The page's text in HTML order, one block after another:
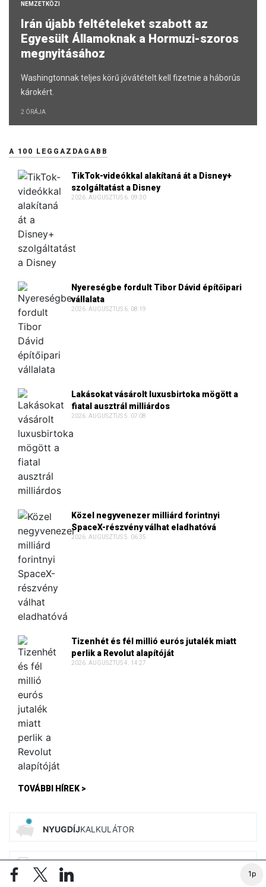
1p
NEMZETKÖZI
Irán újabb feltételeket szabott az
Egyesült Államoknak a Hormuzi-szoros
megnyitásához
Washingtonnak teljes körű jóvátételt kell fizetnie a háborús
károkért.
2 ÓRÁJA
A 100 LEGGAZDAGABB
TikTok-videókkal alakítaná át a Disney+
szolgáltatást a Disney
2026. AUGUSZTUS 6. 09:30
Nyereségbe fordult Tibor Dávid építőipari
vállalata
2026. AUGUSZTUS 6. 08:19
Lakásokat vásárolt luxusbirtoka mögött a
fiatal ausztrál milliárdos
2026. AUGUSZTUS 5. 07:08
Közel negyvenezer milliárd forintnyi
SpaceX-részvény válhat eladhatóvá
2026. AUGUSZTUS 5. 06:35
Tizenhét és fél millió eurós jutalék miatt
perlik a Revolut alapítóját
2026. AUGUSZTUS 4. 14:27
TOVÁBBI HÍREK >
NYUGDÍJKALKULÁTOR
ADÓKALKULÁTOROK